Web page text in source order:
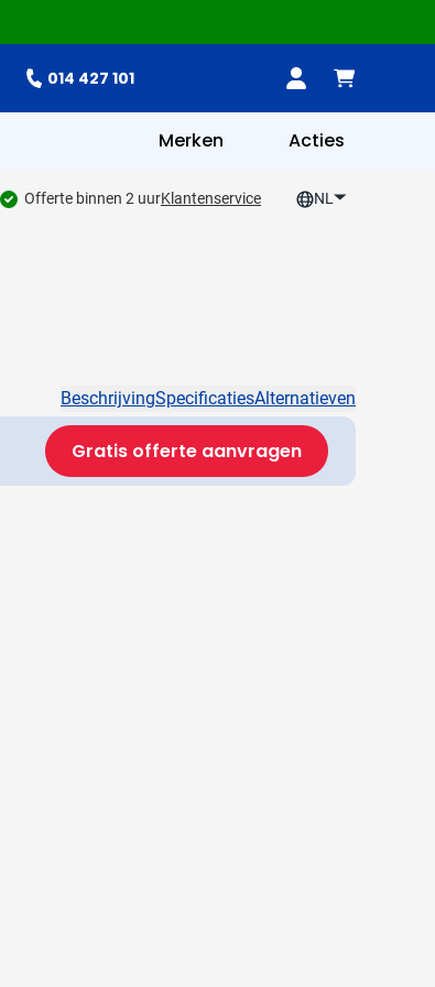
014 427 101
Merken Acties
Offerte binnen 2 uurKlantenservice NL
BeschrijvingSpecificatiesAlternatieven
Gratis offerte aanvragen